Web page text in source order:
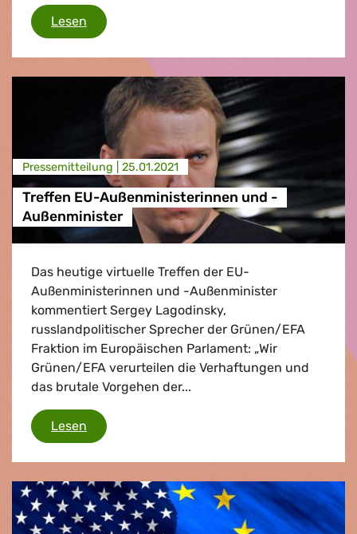
Lesen Urteil gegen Alexej Nawalny: Zitat von
Presse­mitteilung | 25.01.2021
Treffen EU-Außenministerinnen und -
Außenminister
Das heutige virtuelle Treffen der EU-
Außenministerinnen und -Außenminister
kommentiert Sergey Lagodinsky,
russlandpolitischer Sprecher der Grünen/EFA
Fraktion im Europäischen Parlament: „Wir
Grünen/EFA verurteilen die Verhaftungen und
das brutale Vorgehen der...
Lesen Treffen EU-Außenministerinnen und -